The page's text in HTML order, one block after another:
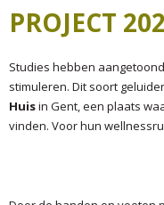
PROJECT
Studies hebben
stimuleren. Dit soort
Huisin Gent, een plaats
vinden. Voor hun